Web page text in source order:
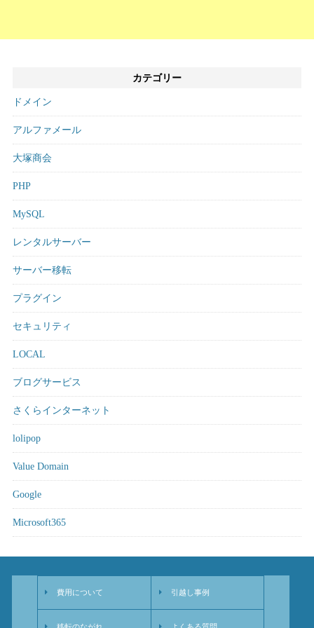
カテゴリー
ドメイン
アルファメール
大塚商会
PHP
MySQL
レンタルサーバー
サーバー移転
プラグイン
セキュリティ
LOCAL
ブログサービス
さくらインターネット
lolipop
Value Domain
Google
Microsoft365
費用について 引越し事例